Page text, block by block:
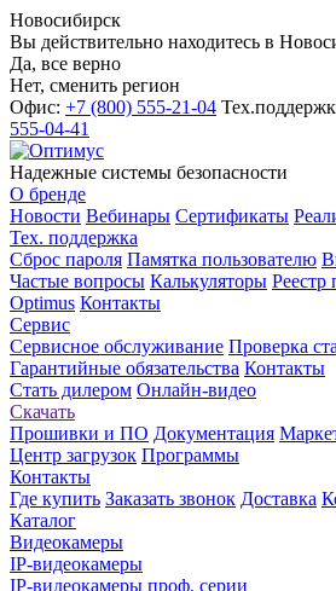
Новосибирск
Вы действительно находитесь в
Да, все верно
Нет, сменить регион
Офис: +7 (800) 555-21-04
555-04-41
Надежные системы безопасности
О бренде
Новости Вебинары Сертификаты
Тех. поддержка
Сброс пароля Памятка пользователю
Частые вопросы Калькуляторы Реестр
Optimus Контакты
Сервис
Сервисное обслуживание Проверка
Гарантийные обязательства Контакты
Стать дилером Онлайн-видео
Скачать
Прошивки и ПО Документация
Центр загрузок Программы
Контакты
Где купить Заказать звонок Доставка
Каталог
Видеокамеры
IP-видеокамеры
IP-видеокамеры проф. серии